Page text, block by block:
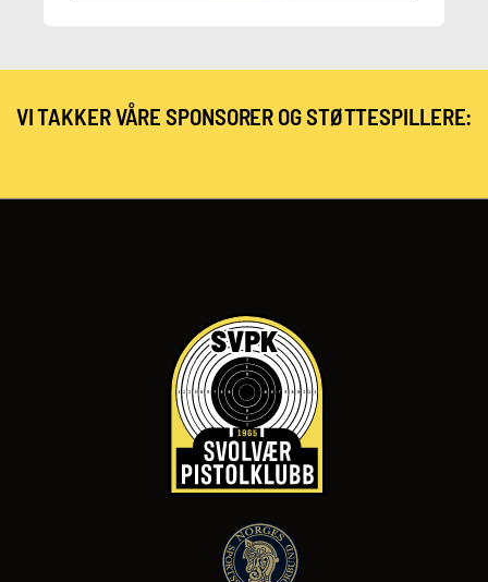
VI TAKKER VÅRE SPONSORER OG STØTTESPILLERE: